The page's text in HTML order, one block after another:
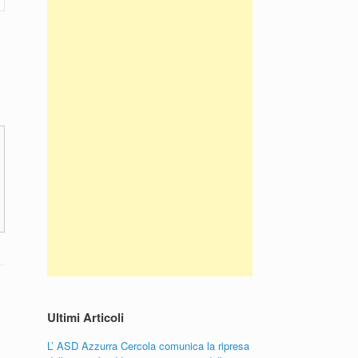
Ultimi Articoli
L’ ASD Azzurra Cercola comunica la ripresa